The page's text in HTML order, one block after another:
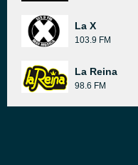
La X
103.9 FM
La Reina
98.6 FM